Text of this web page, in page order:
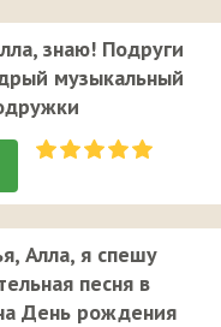
знаю! Подруги
музыкальный
Алла, я спешу
песня в
День рождения